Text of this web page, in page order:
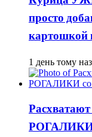
просто
картошкой
1 день тому
РОГАЛИКИ